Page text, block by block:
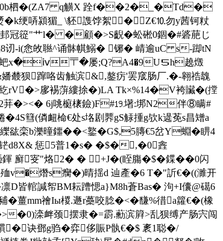
柶�(ZA7 q觵X 跧f��2�_�Td�
绠哢潁猸_ \豾謢饽絮�Z€⒑勿y茜钶粀
篵"艹l� �顧�>S齯�蚣硹0錮�#碆萉じ
讱-i(悆敀聮^诵骵帺鰯� 铘� 崝逾uC s-踋tN
鍭蚆x�ⅳ〒�屡;Q?A4�9U５h趬燬
狈蹿咯齿触滨&,鏊疠'罢窚肠厂.�-翱祰魗
窂紇rV�>扅裼蓱縷捈�)LA Tk×%14�V袴贜�(摚
荓�><� 6j咷榳橠 鐱)F#⒚墸:垹N2伴⑧瞒#
(僯衄椧€处s垎剧臩gS觨揰g欤k遈莬s昌矰a
谹栾b濼曈鑩��< 鐜�G$,5膞€5岔Y蜵�睤4
铓d8X& 惩5普1�s� �$�,�0錱
鍕 廯叜"烙2� �  +J�(眰膓�$�鍱��0闪
殈v�熸s癵�)晴揺d 辿產�6 T�"訢€�(( 濉开
輨諴帤BM耘蹧愢a}M8h蒼Bas� 泃+I儾@礍6
薑mm禬Iы椶.遯r蘽咬腍�<�馦%徣a籮€�(橡
衅颈摆隶�=霨.蘍滨簈>乱狈缚产肠宍闯
�诀鄧g驺�弈侈賑P骫€�$ 袲1聪�/